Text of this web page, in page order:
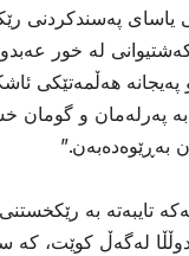
یاسای پەسندکردنی
لە خور
پەیجانە هەڵمەتێکی
بە پەرلەمان و گومان
بەڕێوەدەبەن.”
تایبەتە بە